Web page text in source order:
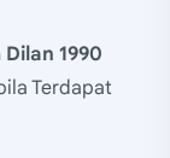
1990
Terdapat